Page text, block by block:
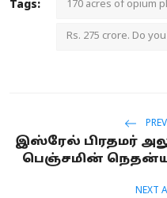
Tags: 170 acres of opium
Rs. 275 crore. Do
இஸ்ரேல் பிரதமர்
பெஞ்சமின்
NEXT